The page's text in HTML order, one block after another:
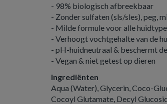
- 98% biologisch afbreekbaar
- Zonder sulfaten (sls/sles), peg,
- Milde formule voor alle
- Verhoogt vochtgehalte van de
- pH-huidneutraal & beschermt
- Vegan & niet getest op dieren
Ingrediënten
Aqua (Water), Glycerin, Coco-
Cocoyl Glutamate, Decyl